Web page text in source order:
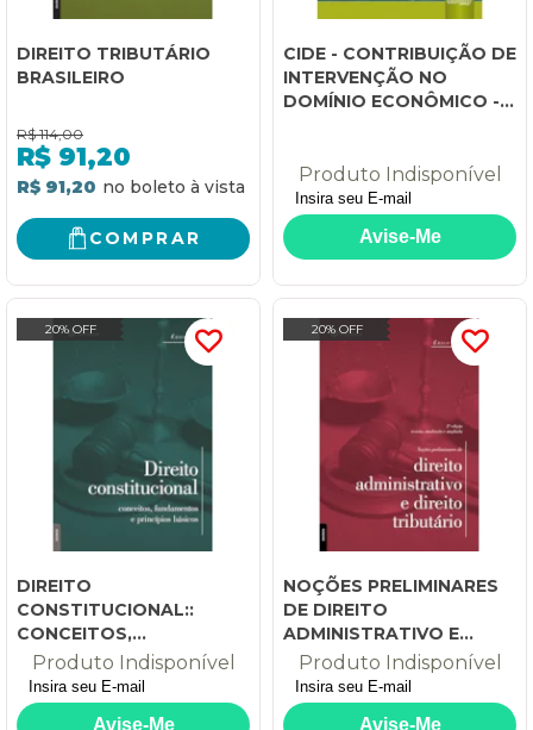
DIREITO TRIBUTÁRIO
BRASILEIRO
R$ 114,00
R$ 91,20
R$ 91,20
COMPRAR
CIDE - CONTRIBUIÇÃO DE
INTERVENÇÃO NO
DOMÍNIO ECONÔMICO -
E FINALIDADE COMO
REQUISITOS DE
VALIDADE
Produto Indisponível
20% OFF
DIREITO
CONSTITUCIONAL::
CONCEITOS,
FUNDAMENTOS E
PRINCÍPIOS BÁSICOS
Produto Indisponível
20% OFF
NOÇÕES PRELIMINARES
DE DIREITO
ADMINISTRATIVO E
DIREITO TRIBUTÁRIO
Produto Indisponível